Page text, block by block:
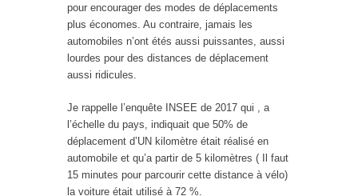
pour encourager des modes de déplacements
plus économes. Au contraire, jamais les
automobiles n’ont étés aussi puissantes, aussi
lourdes pour des distances de déplacement
aussi ridicules.
Je rappelle l’enquête INSEE de 2017 qui , a
l’échelle du pays, indiquait que 50% de
déplacement d’UN kilomètre était réalisé en
automobile et qu’a partir de 5 kilomètres ( Il faut
15 minutes pour parcourir cette distance à vélo)
la voiture était utilisé à 72 %.